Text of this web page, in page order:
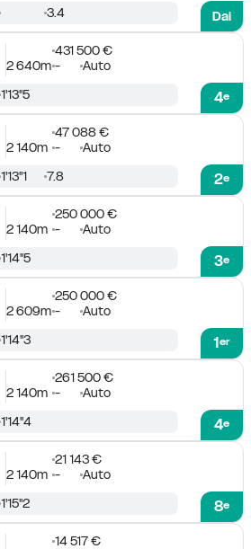
Dai
3.4
431 500 €
2 640m - Auto
4e
1'13''5
47 088 €
2 140m - Auto
2e
1'13''1 7.8
250 000 €
2 140m - Auto
3e
1'14''5
250 000 €
2 609m - Auto
1er
1'14''3
261 500 €
2 140m - Auto
4e
1'14''4
21 143 €
2 140m - Auto
8e
1'15''2
14 517 €